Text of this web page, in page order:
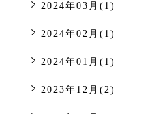
2024年03月(1)
2024年02月(1)
2024年01月(1)
2023年12月(2)